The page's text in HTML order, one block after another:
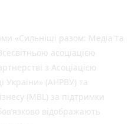
«Сильніші разом: Медіа та
асоціацією
з Асоціацією
України» (АНРВУ) та
(MBL) за підтримки
відображають